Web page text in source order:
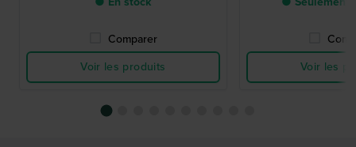
Comparer
Voir les produits
Voir les